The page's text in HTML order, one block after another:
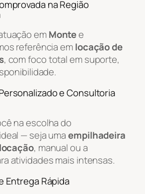
na Região
emMontee
referência emlocação de
, com foco total em suporte,
e Consultoria
na escolha do
— seja umaempilhadeira
, manual ou a
atividades mais intensas.
Entrega Rápida